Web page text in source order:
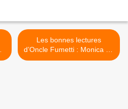
Les bonnes lectures
d’Oncle Fumetti : Monica de
Daniel Clowes chez